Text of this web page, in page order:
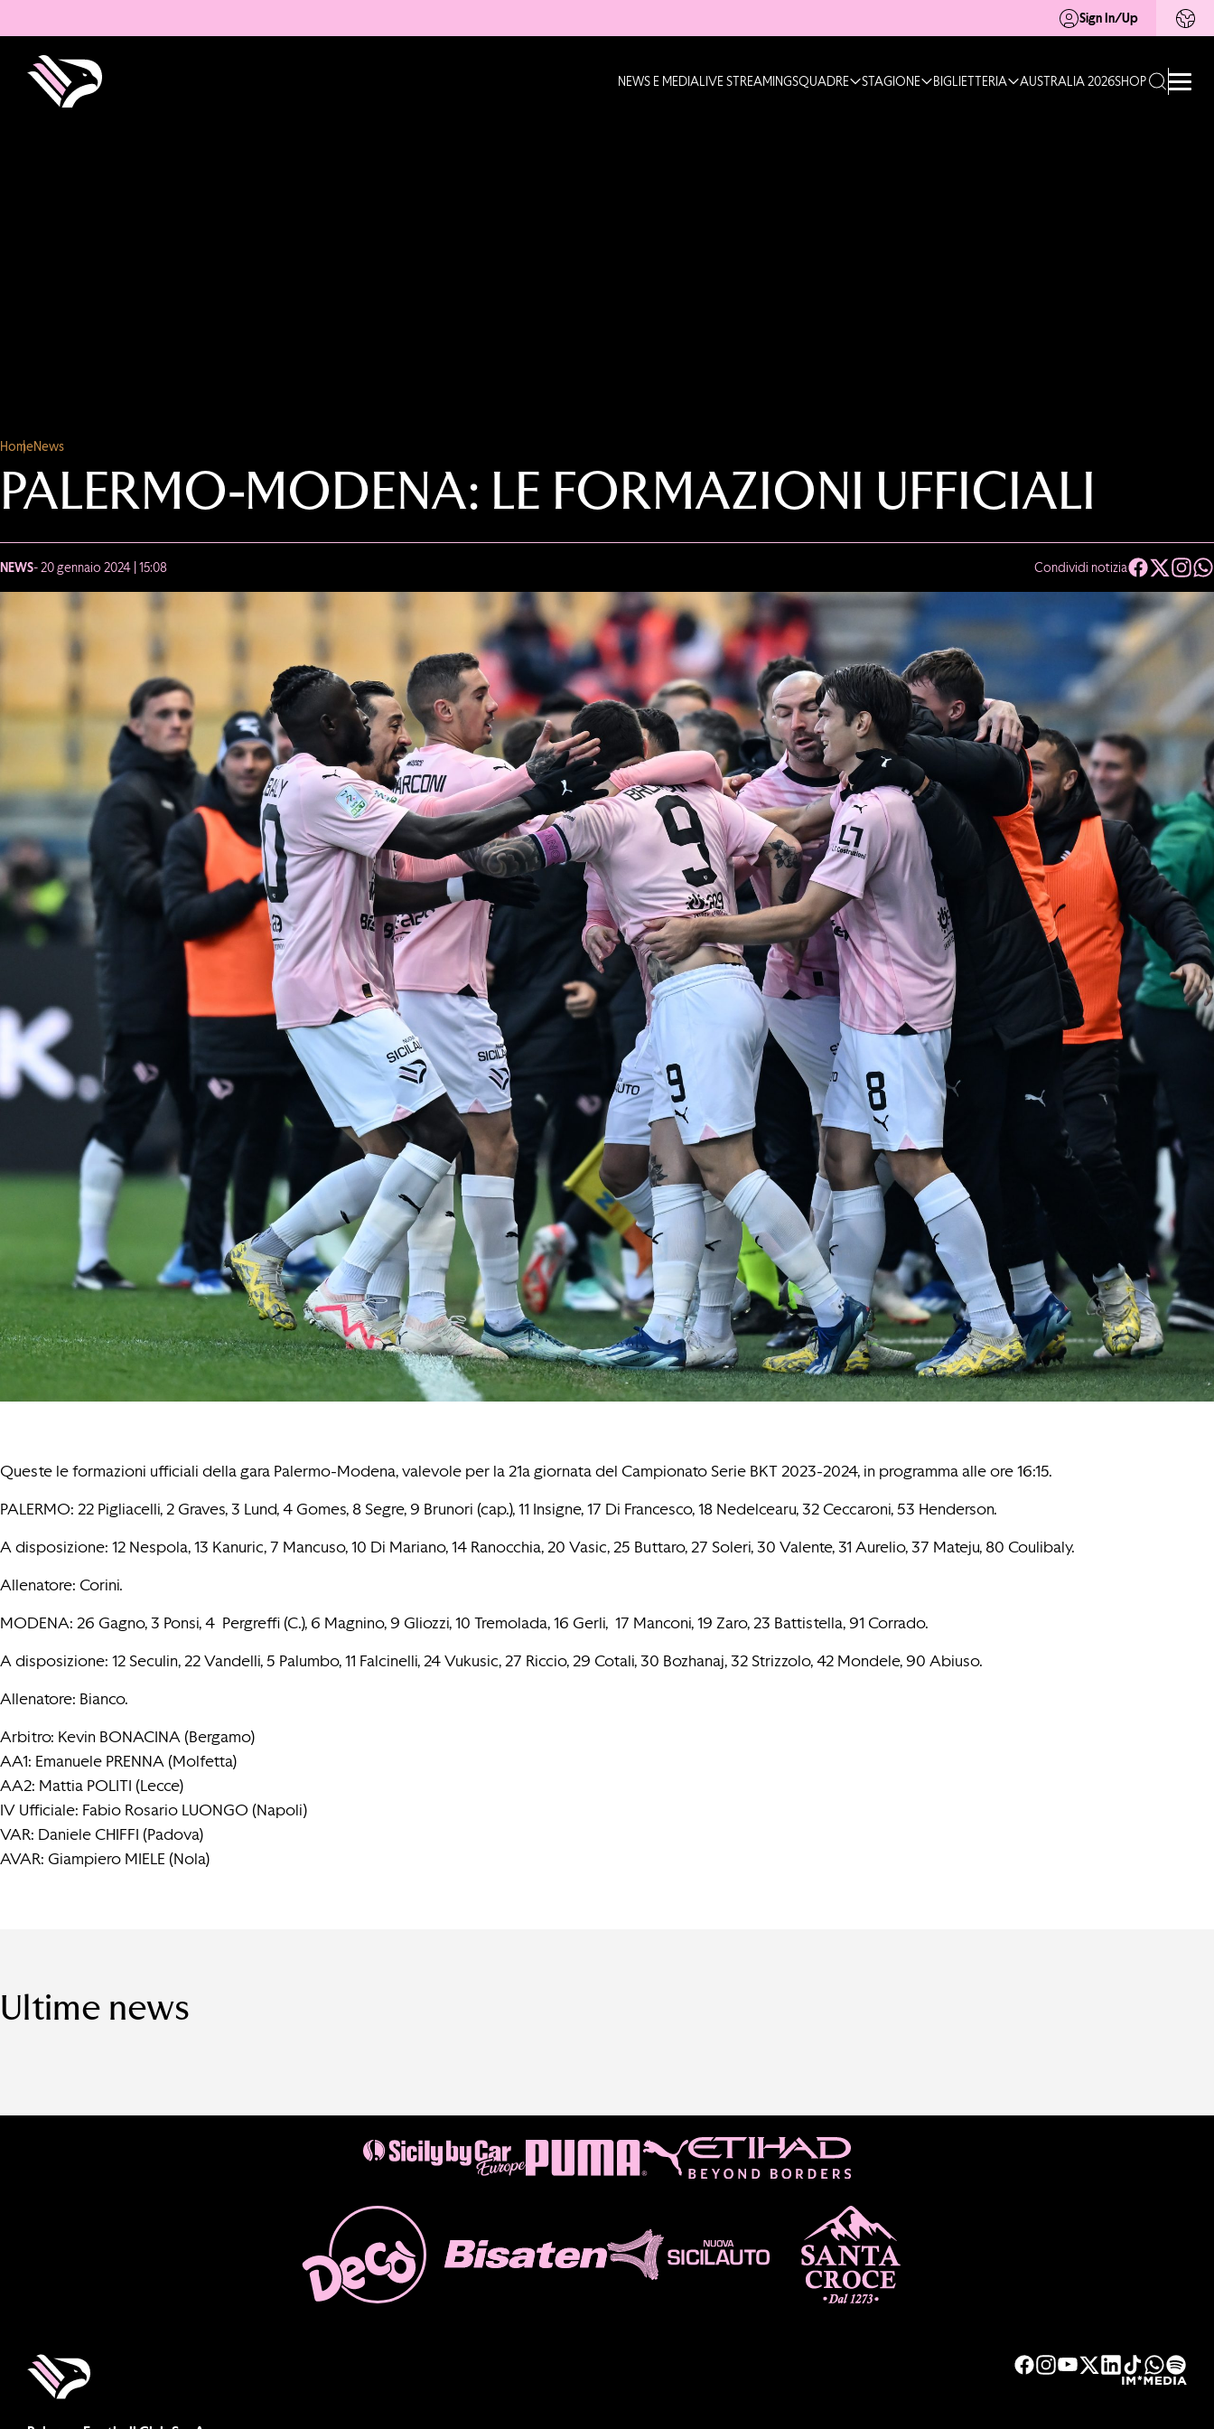
Sign In/Up
NEWS E MEDIALIVE STREAMINGSQUADRE STAGIONE BIGLIETTERIA AUSTRALIA 2026SHOP
HomeNews
PALERMO-MODENA: LE FORMAZIONI UFFICIALI
NEWS- 20 gennaio 2024 | 15:08 Condividi notizia
Queste le formazioni ufficiali della gara Palermo-Modena, valevole per la 21a giornata del Campionato Serie BKT 2023-2024, in programma alle ore 16:15.
PALERMO: 22 Pigliacelli, 2 Graves, 3 Lund, 4 Gomes, 8 Segre, 9 Brunori (cap.), 11 Insigne, 17 Di Francesco, 18 Nedelcearu, 32 Ceccaroni, 53 Henderson.
A disposizione: 12 Nespola, 13 Kanuric, 7 Mancuso, 10 Di Mariano, 14 Ranocchia, 20 Vasic, 25 Buttaro, 27 Soleri, 30 Valente, 31 Aurelio, 37 Mateju, 80 Coulibaly.
Allenatore: Corini.
MODENA: 26 Gagno, 3 Ponsi, 4 Pergreffi (C.), 6 Magnino, 9 Gliozzi, 10 Tremolada, 16 Gerli, 17 Manconi, 19 Zaro, 23 Battistella, 91 Corrado.
A disposizione: 12 Seculin, 22 Vandelli, 5 Palumbo, 11 Falcinelli, 24 Vukusic, 27 Riccio, 29 Cotali, 30 Bozhanaj, 32 Strizzolo, 42 Mondele, 90 Abiuso.
Allenatore: Bianco.
Arbitro: Kevin BONACINA (Bergamo)
AA1: Emanuele PRENNA (Molfetta)
AA2: Mattia POLITI (Lecce)
IV Ufficiale: Fabio Rosario LUONGO (Napoli)
VAR: Daniele CHIFFI (Padova)
AVAR: Giampiero MIELE (Nola)
Ultime news